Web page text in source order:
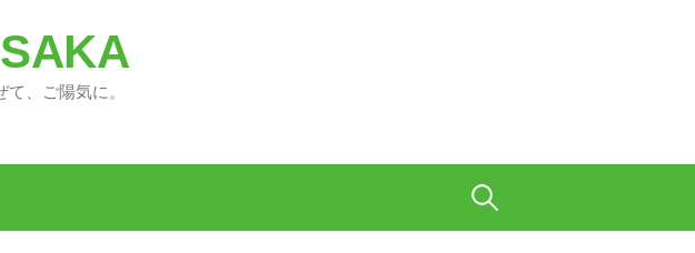
。趣味の話題も織り交ぜて、ご陽気に。
検